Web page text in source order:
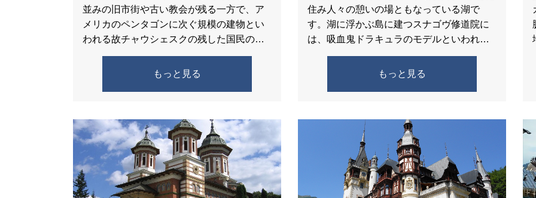
並みの旧市街や古い教会が残る一方で、ア
メリカのペンタゴンに次ぐ規模の建物とい
われる故チャウシェスクの残した国民の館
などの共産主義時代の大きな建物など様々
な顔を持つルーマニアの首都です […]
もっと見る
住み人々の憩いの場ともなっている湖で
す。湖に浮かぶ島に建つスナゴヴ修道院に
は、吸血鬼ドラキュラのモデルといわれる
ヴラド公のお墓があります。
もっと見る